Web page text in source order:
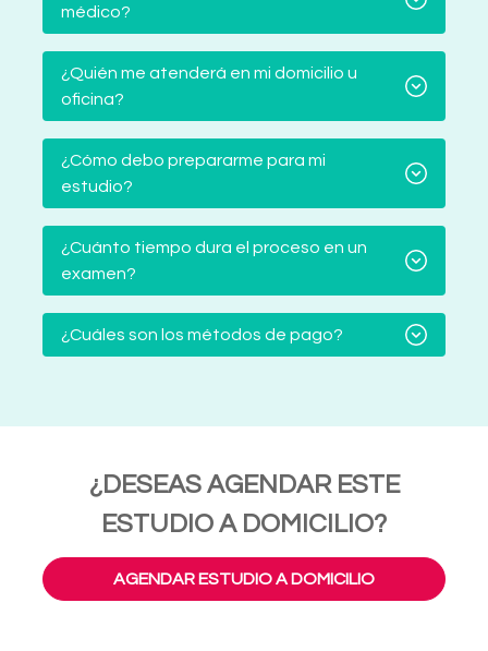
médico?
¿Quién me atenderá en mi domicilio u
oficina?
¿Cómo debo prepararme para mi
estudio?
¿Cuánto tiempo dura el proceso en un
examen?
¿Cuáles son los métodos de pago?
¿DESEAS AGENDAR ESTE
ESTUDIO A DOMICILIO?
AGENDAR ESTUDIO A DOMICILIO